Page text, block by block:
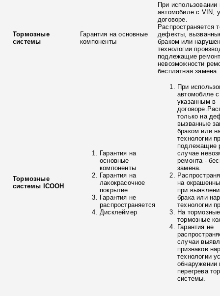
Тормозные
системы
Гарантия на основные
компоненты
При использовании
автомобиле с VIN,
договоре.
Распространяется
дефекты,
браком или
технологии
подлежащие
невозможности
бесплатная замена.
Тормозные
системы ICOOH
Гарантия на
основные
компоненты
Гарантия на
лакокрасочное
покрытие
Гарантия не
распространяется
Дисклеймер
При
автомобиле
указанным в
только на
вызванные
браком или
технологии
подлежащие
случае
ремонта -
замена.
на
при
брака или
технологии
На
тормозные
Гарантия не
случаи
признаков
технологии
обнаружении
перегрева
системы.